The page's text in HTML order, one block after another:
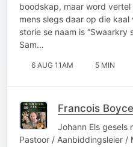
boodskap, maar word
mens slegs daar op die
storie se naam is “Swaarkry
Sam…
6 AUG 11AM 5 MIN
Francois
Johann Els gesels
Pastoor / Aanbiddingsleier /